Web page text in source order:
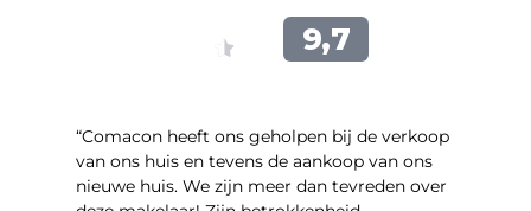
“Comacon heeft ons geholpen bij de verkoop
van ons huis en tevens de aankoop van ons
nieuwe huis. We zijn meer dan tevreden over